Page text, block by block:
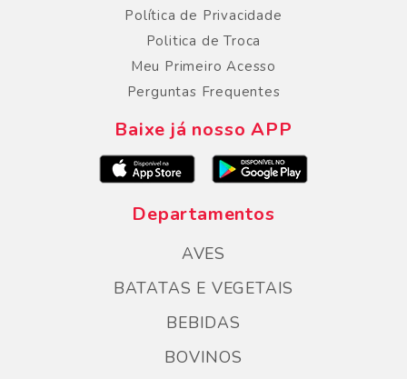
Política de Privacidade
Politica de Troca
Meu Primeiro Acesso
Perguntas Frequentes
Baixe já nosso APP
Departamentos
AVES
BATATAS E VEGETAIS
BEBIDAS
BOVINOS